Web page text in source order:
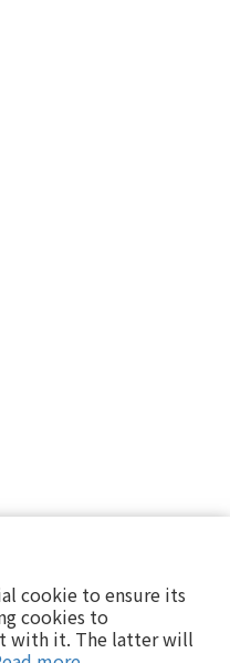
cookie to ensure its
cookies to
with it. The latter will